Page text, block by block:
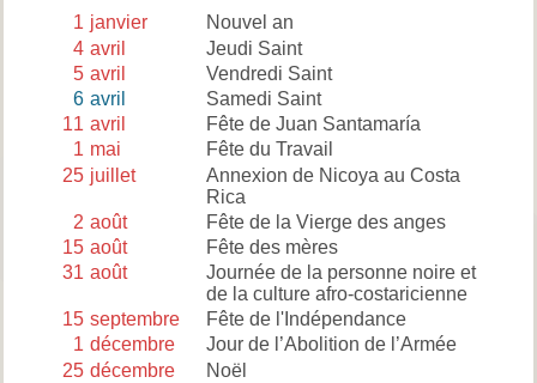
1 janvier
Nouvel an
4 avril
Jeudi Saint
5 avril
Vendredi Saint
6 avril
Samedi Saint
11 avril
Fête de Juan Santamaría
1 mai
Fête du Travail
25 juillet
Annexion de Nicoya au Costa
Rica
2 août
Fête de la Vierge des anges
15 août
Fête des mères
31 août
Journée de la personne noire et
de la culture afro-costaricienne
15 septembre
Fête de l'Indépendance
1 décembre
Jour de l’Abolition de l’Armée
25 décembre
Noël